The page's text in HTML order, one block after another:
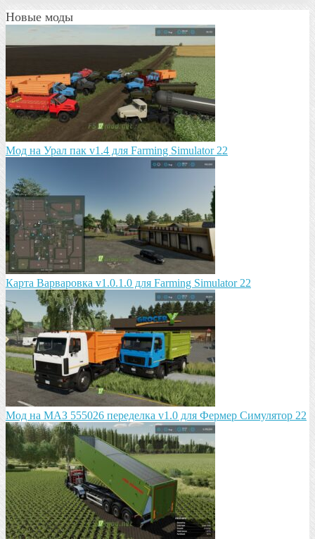
Новые моды
Мод на Урал пак v1.4 для Farming Simulator 22
Карта Варваровка v1.0.1.0 для Farming Simulator 22
Мод на МАЗ 555026 пeрeдeлка v1.0 для Фермер Симулятор 22